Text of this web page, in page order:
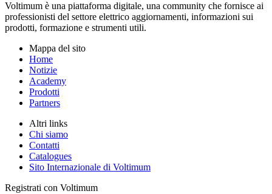
Voltimum è una piattaforma digitale, una community che fornisce ai
professionisti del settore elettrico aggiornamenti, informazioni sui
prodotti, formazione e strumenti utili.
Mappa del sito
Home
Notizie
Academy
Prodotti
Partners
Altri links
Chi siamo
Contatti
Catalogues
Sito Internazionale di Voltimum
Registrati con Voltimum